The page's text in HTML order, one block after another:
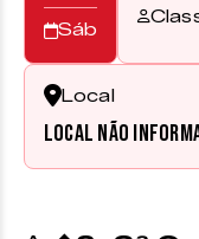
Sáb
Local
Local não